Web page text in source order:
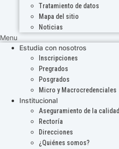
Tratamiento de datos
Mapa del sitio
Noticias
Menu
Estudia con nosotros
Inscripciones
Pregrados
Posgrados
Micro y Macrocredenciales
Institucional
Aseguramiento de la calidad
Rectoría
Direcciones
¿Quiénes somos?